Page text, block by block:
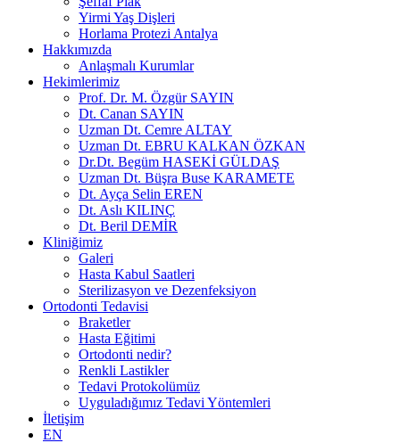
Yirmi Yaş Dişleri
Horlama Protezi Antalya
Hakkımızda
Anlaşmalı Kurumlar
Hekimlerimiz
Prof. Dr. M. Özgür SAYIN
Dt. Canan SAYIN
Uzman Dt. Cemre ALTAY
Uzman Dt. EBRU KALKAN ÖZKAN
Dr.Dt. Begüm HASEKİ GÜLDAŞ
Uzman Dt. Büşra Buse KARAMETE
Dt. Ayça Selin EREN
Dt. Aslı KILINÇ
Dt. Beril DEMİR
Kliniğimiz
Galeri
Hasta Kabul Saatleri
Sterilizasyon ve Dezenfeksiyon
Ortodonti Tedavisi
Braketler
Hasta Eğitimi
Ortodonti nedir?
Renkli Lastikler
Tedavi Protokolümüz
Uyguladığımız Tedavi Yöntemleri
İletişim
EN